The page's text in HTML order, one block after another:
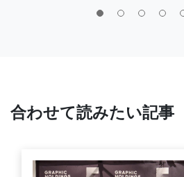
合わせて読みたい記事